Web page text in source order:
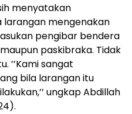
menyatakan
larangan mengenakan
pengibar bendera
paskibraka. Tidak
’’Kami sangat
bila larangan itu
ungkap Abdillah